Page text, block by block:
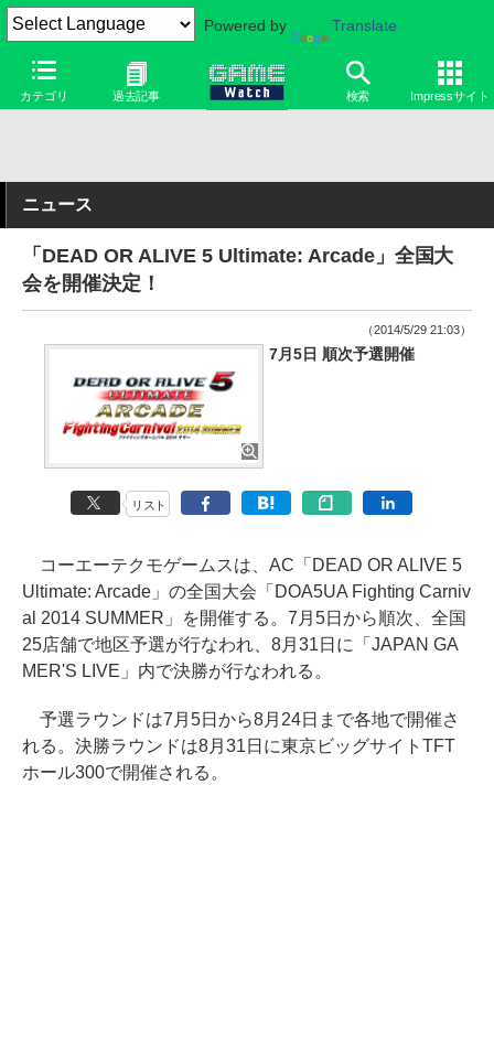
Powered by Translate
カテゴリ 過去記事 検索 Impressサイト
ニュース
「DEAD OR ALIVE 5 Ultimate: Arcade」全国大
会を開催決定！
（2014/5/29 21:03）
7月5日 順次予選開催
リスト
コーエーテクモゲームスは、AC「DEAD OR ALIVE 5
Ultimate: Arcade」の全国大会「DOA5UA Fighting Carniv
al 2014 SUMMER」を開催する。7月5日から順次、全国
25店舗で地区予選が行なわれ、8月31日に「JAPAN GA
MER'S LIVE」内で決勝が行なわれる。
予選ラウンドは7月5日から8月24日まで各地で開催さ
れる。決勝ラウンドは8月31日に東京ビッグサイトTFT
ホール300で開催される。